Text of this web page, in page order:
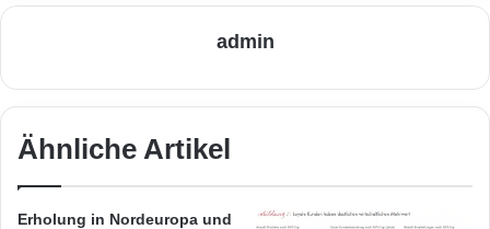
admin
Ähnliche Artikel
Erholung in Nordeuropa und